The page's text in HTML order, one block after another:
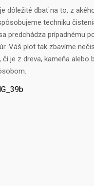
dôležité dbať na to, z
techniku
predchádza prípadnému
Váš plot tak zbavíme
či je z dreva, kameňa alebo